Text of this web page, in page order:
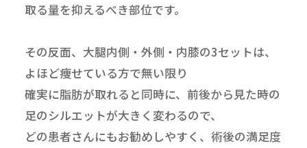
取る量を抑えるべき部位です。
その反面、大腿内側・外側・内膝の3セットは、
よほど痩せている方で無い限り
確実に脂肪が取れると同時に、前後から見た時の
足のシルエットが大きく変わるので、
どの患者さんにもお勧めしやすく、術後の満足度